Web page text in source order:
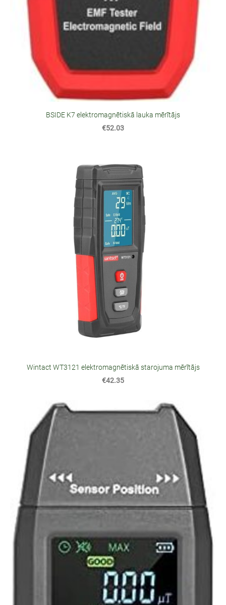
BSIDE K7 elektromagnētiskā lauka mērītājs
€52.03
Wintact WT3121 elektromagnētiskā starojuma mērītājs
€42.35